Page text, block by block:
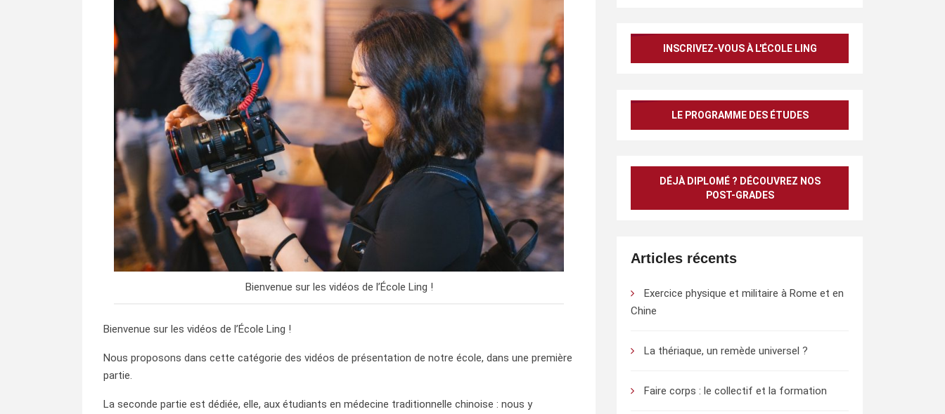
Bienvenue sur les vidéos de l’École Ling !
Bienvenue sur les vidéos de l’École Ling !
Nous proposons dans cette catégorie des vidéos de présentation de notre école, dans une première
partie.
La seconde partie est dédiée, elle, aux étudiants en médecine traditionnelle chinoise : nous y
INSCRIVEZ-VOUS À L'ÉCOLE LING
LE PROGRAMME DES ÉTUDES
DÉJÀ DIPLOMÉ ? DÉCOUVREZ NOS
POST-GRADES
Articles récents
Exercice physique et militaire à Rome et en
Chine
La thériaque, un remède universel ?
Faire corps : le collectif et la formation